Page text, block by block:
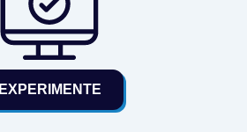
EXPERIMENTE